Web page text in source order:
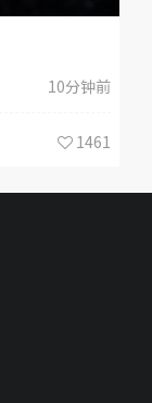
10分钟前
1461